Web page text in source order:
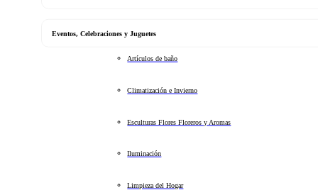
Eventos, Celebraciones y Juguetes
Artículos de baño
Climatización e Invierno
Esculturas Flores Floreros y Aromas
Iluminación
Limpieza del Hogar